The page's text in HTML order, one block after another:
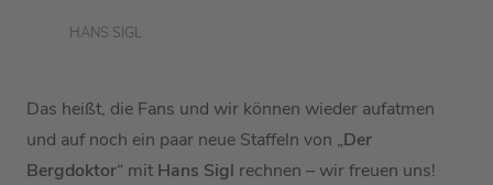
HANS SIGL
Das heißt, die Fans und wir können wieder aufatmen
und auf noch ein paar neue Staffeln von „Der
Bergdoktor“ mit Hans Sigl rechnen – wir freuen uns!